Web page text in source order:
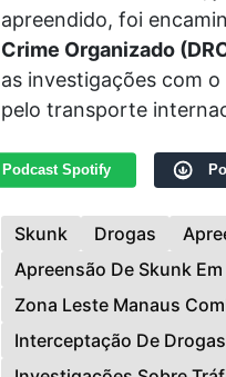
apreendido, foi
Crime Organizado
as investigações com
pelo transporte
Podcast Spotify
Skunk Drogas
Apreensão De Skunk
Zona Leste Manaus
Interceptação De